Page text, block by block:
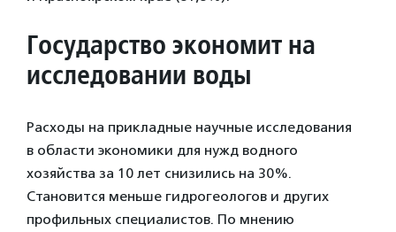
Государство экономит на
исследовании воды
Расходы на прикладные научные исследования
в области экономики для нужд водного
хозяйства за 10 лет снизились на 30%.
Становится меньше гидрогеологов и других
профильных специалистов. По мнению